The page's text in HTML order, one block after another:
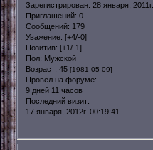
Зарегистрирован: 28 января, 2011г.
Приглашений: 0
Сообщений: 179
Уважение: [+4/-0]
Позитив: [+1/-1]
Пол: Мужской
Возраст: 45 [1981-05-09]
Провел на форуме:
9 дней 11 часов
Последний визит:
17 января, 2012г. 00:19:41